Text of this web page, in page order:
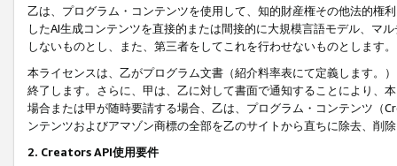
乙は、プログラム・コンテンツを使用して、知的財産権その他法的権
したAI生成コンテンツを直接的または間接的に大規模言語モデル、マ
しないものとし、また、第三者をしてこれを行わせないものとします。
本ライセンスは、乙がプログラム文書（紹介料率表にて定義します。
終了します。さらに、甲は、乙に対して書面で通知することにより、
場合または甲が随時要請する場合、乙は、プログラム・コンテンツ（
ンテンツおよびアマゾン商標の全部を乙のサイトから直ちに除去、削
2. Creators API使用要件